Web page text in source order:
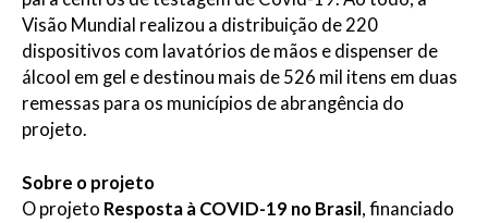
Visão Mundial realizou a distribuição de 220
dispositivos com lavatórios de mãos e dispenser de
álcool em gel e destinou mais de 526 mil itens em duas
remessas para os municípios de abrangência do
projeto.
Sobre o projeto
O projeto Resposta à COVID-19 no Brasil , financiado